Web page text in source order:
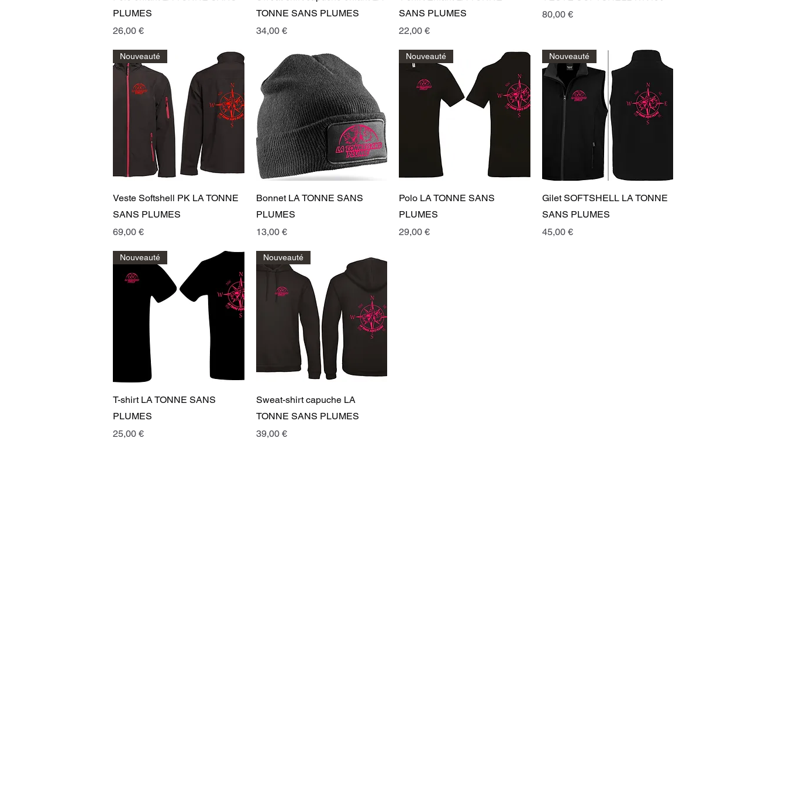
PLUMES
Prix
26,00 €
TONNE SANS PLUMES
Prix
34,00 €
SANS PLUMES
Prix
22,00 €
Prix
80,00 €
Aperçu rapide
Nouveauté
Veste Softshell PK LA TONNE
SANS PLUMES
Prix
69,00 €
Aperçu rapide
Bonnet LA TONNE SANS
PLUMES
Prix
13,00 €
Aperçu rapide
Nouveauté
Polo LA TONNE SANS
PLUMES
Prix
29,00 €
Aperçu rapide
Nouveauté
Gilet SOFTSHELL LA TONNE
SANS PLUMES
Prix
45,00 €
Aperçu rapide
Nouveauté
T-shirt LA TONNE SANS
PLUMES
Prix
25,00 €
Aperçu rapide
Nouveauté
Sweat-shirt capuche LA
TONNE SANS PLUMES
Prix
39,00 €